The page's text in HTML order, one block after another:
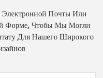
Электронной Почты Или
Форме, Чтобы Мы Могли
Для Нашего Широкого